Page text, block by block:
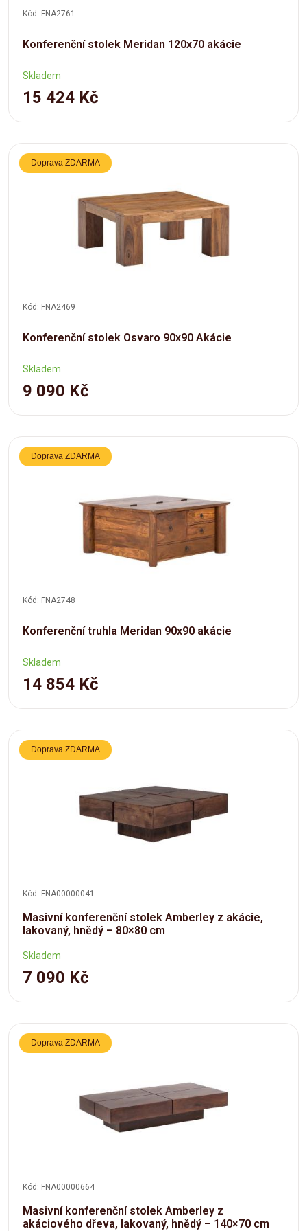
Kód: FNA2761
Konferenční stolek Meridan 120x70 akácie
Skladem
15 424 Kč
Doprava ZDARMA
Kód: FNA2469
Konferenční stolek Osvaro 90x90 Akácie
Skladem
9 090 Kč
Doprava ZDARMA
Kód: FNA2748
Konferenční truhla Meridan 90x90 akácie
Skladem
14 854 Kč
Doprava ZDARMA
Kód: FNA00000041
Masivní konferenční stolek Amberley z akácie,
lakovaný, hnědý – 80×80 cm
Skladem
7 090 Kč
Doprava ZDARMA
Kód: FNA00000664
Masivní konferenční stolek Amberley z
akáciového dřeva, lakovaný, hnědý – 140×70 cm